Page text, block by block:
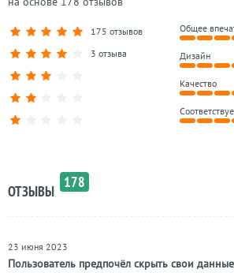
175 отзывов
3 отзыва
Общее
Дизайн
Качество
ОТЗЫВЫ
178
Пользователь предпочёл скрыть свои данные
23 июня 2023